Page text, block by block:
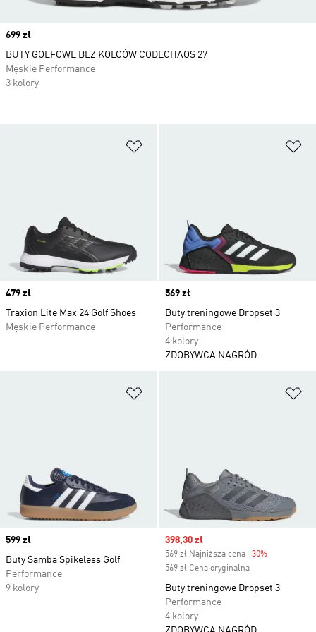
Price
479 zł
Traxion Lite Max 24 Golf Shoes
Męskie Performance
Price
569 zł
Buty treningowe Dropset 3
Performance
4 kolory
ZDOBYWCA NAGRÓD
Price
599 zł
Buty Samba Spikeless Golf
Performance
9 kolory
Sale price
398,30 zł
569 zł Najniższa cena -30%
569 zł Cena oryginalna
Buty treningowe Dropset 3
Performance
4 kolory
Price
699 zł
BUTY GOLFOWE BEZ KOLCÓW CODECHAOS 27
Męskie Performance
3 kolory